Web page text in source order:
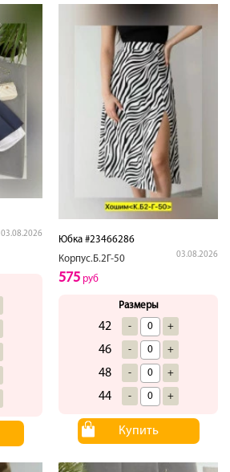
03.08.2026
Юбка #23466286
Корпус.Б.2Г-50
03.08.2026
575 руб
Размеры
42 - +
46 - +
48 - +
44 - +
Купить